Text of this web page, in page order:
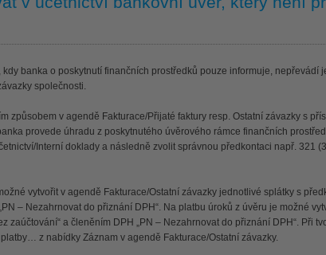
kdy banka o poskytnutí finančních prostředků pouze informuje, nepřevádí
společnosti.
způsobem v agendě Fakturace/Přijaté faktury resp. Ostatní závazky s
provede úhradu z poskytnutého úvěrového rámce finančních
Interní doklady a následně zvolit správnou předkontaci např. 321
vytvořit v agendě Fakturace/Ostatní závazky jednotlivé splátky s
– Nezahrnovat do přiznání DPH“. Na platbu úroků z úvěru je možné
zaúčtování“ a členěním DPH „PN – Nezahrnovat do přiznání DPH“. Při
z nabídky Záznam v agendě Fakturace/Ostatní závazky.